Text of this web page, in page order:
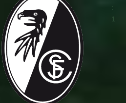
:
1